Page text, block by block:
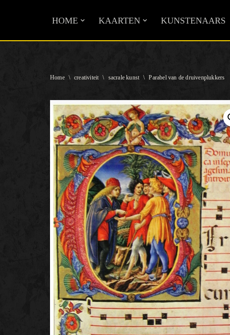
naar
HOME KAARTEN KUNSTENAARS
Home \ creativiteit \ sacrale kunst \ Parabel van de druivenplukkers